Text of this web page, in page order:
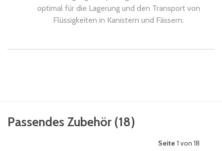
optimal für die Lagerung und den Transport von
Flüssigkeiten in Kanistern und Fässern.
Passendes Zubehör (18)
Seite 1 von 18